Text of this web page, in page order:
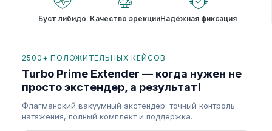
Буст либидо Качество эрекцииНадёжная фиксация
2500+ ПОЛОЖИТЕЛЬНЫХ КЕЙСОВ
Turbo Prime Extender — когда нужен не
просто экстендер, а результат!
Флагманский вакуумный экстендер: точный контроль
натяжения, полный комплект и поддержка.